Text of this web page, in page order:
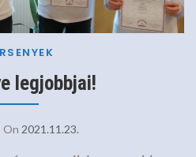
legjobbjai!
On 2021.11.23.